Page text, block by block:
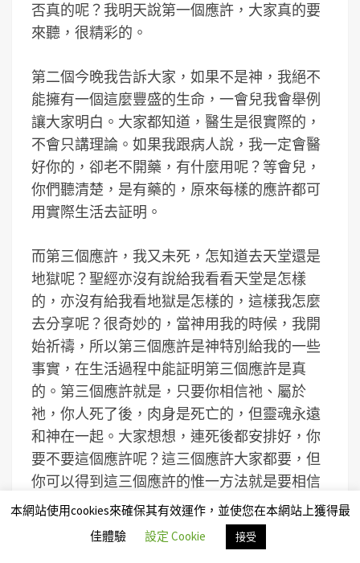
否真的呢？我明天說第一個應許，大家真的要
來聽，很精彩的。
第二個今晚我告訴大家，如果不是神，我絕不
能擁有一個這麼豐盛的生命，一會兒我會舉例
讓大家明白。大家都知道，醫生是很實際的，
不會只講理論。如果我跟病人說，我一定會醫
好你的，卻老不開藥，有什麼用呢？等會兒，
你們聽清楚，是有藥的，原來每樣的應許都可
用實際生活去証明。
而第三個應許，我又未死，怎知道去天堂還是
地獄呢？聖經亦沒有說給我看看天堂是怎樣
的，亦沒有給我看地獄是怎樣的，這樣我怎麼
去分享呢？很奇妙的，當神用我的時候，我開
始祈禱，所以第三個應許是神特別給我的一些
事實，在生活過程中能証明第三個應許是真
的。第三個應許就是，只要你相信祂、屬於
祂，你人死了後，肉身是死亡的，但靈魂永遠
和神在一起。大家想想，連死後都安排好，你
要不要這個應許呢？這三個應許大家都要，但
你可以得到這三個應許的惟一方法就是要相信
祂。我覺得我有這個責任，既然說出這三個應
許，我有責任告訴你這個應許的真實度，是我
本網站使用cookies來確保其有效運作，並使您在本網站上獲得最
佳體驗
設定 Cookie 接受